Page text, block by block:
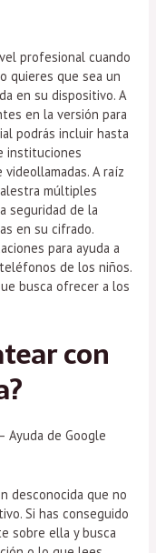
profesional cuando
quieres que sea un
en su dispositivo. A
en la versión para
podrás incluir hasta
instituciones
A raíz
múltiples
seguridad de la
en su cifrado.
para ayuda a
de los niños.
busca ofrecer a los
con
Ayuda de Google
desconocida que no
Si has conseguido
sobre ella y busca